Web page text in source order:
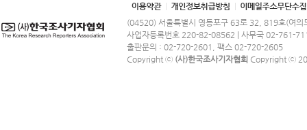
(04520) 서울특별시 영등포구 63로 32, 819호(여의
사업자등록번호 220-82-08562 | 사무국 02-761-
출판문의 : 02-720-2601, 팩스 02-720-2605
Copyright ⓒ (사)한국조사기자협회 Copyright ⓒ